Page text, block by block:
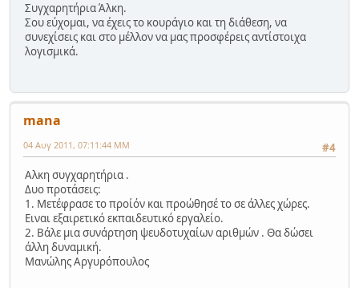
Συγχαρητήρια Άλκη.
Σου εύχομαι, να έχεις το κουράγιο και τη διάθεση, να
συνεχίσεις και στο μέλλον να μας προσφέρεις αντίστοιχα
λογισμικά.
mana
#4
04 Αυγ 2011, 07:11:44 ΜΜ
Αλκη συγχαρητήρια .
Δυο προτάσεις:
1. Μετέφρασε το προίόν και προώθησέ το σε άλλες χώρες.
Ειναι εξαιρετικό εκπαιδευτικό εργαλείο.
2. Βάλε μια συνάρτηση ψευδοτυχαίων αριθμών . Θα δώσει
άλλη δυναμική.
Μανώλης Αργυρόπουλος